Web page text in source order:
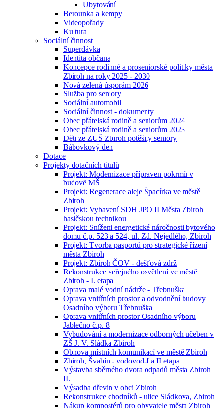
Ubytování
Berounka a kempy
Videopořady
Kultura
Sociální činnost
Superdávka
Identita občana
Koncepce rodinné a proseniorské politiky města
Zbiroh na roky 2025 - 2030
Nová zelená úsporám 2026
Služba pro seniory
Sociální automobil
Sociální činnost - dokumenty
Obec přátelská rodině a seniorům 2024
Obec přátelská rodině a seniorům 2023
Děti ze ZUŠ Zbiroh potěšily seniory
Bábovkový den
Dotace
Projekty dotačních titulů
Projekt: Modernizace přípraven pokrmů v
budově MŠ
Projekt: Regenerace aleje Špacírka ve městě
Zbiroh
Projekt: Vybavení SDH JPO II Města Zbiroh
hasičskou technikou
Projekt: Sníženi energetické náročnosti bytového
domu č.p. 523 a 524, ul. Zd. Nejedlého, Zbiroh
Projekt: Tvorba pasportů pro strategické řízení
města Zbiroh
Projekt: Zbiroh ČOV - dešťová zdrž
Rekonstrukce veřejného osvětlení ve městě
Zbiroh - I. etapa
Oprava malé vodní nádrže - Třebnuška
Oprava vnitřních prostor a odvodnění budovy
Osadního výboru Třebnuška
Oprava vnitřních prostor Osadního výboru
Jablečno č.p. 8
Vybudování a modernizace odborných učeben v
ZŠ J. V. Sládka Zbiroh
Obnova místních komunikací ve městě Zbiroh
Zbiroh, Švabín - vodovod-I a II etapa
Výstavba sběrného dvora odpadů města Zbiroh
II.
Výsadba dřevin v obci Zbiroh
Rekonstrukce chodníků - ulice Sládkova, Zbiroh
Nákup kompostérů pro obyvatele města Zbiroh